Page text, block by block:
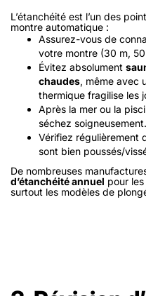
L’étanchéité est l’un des
montre automatique :
Assurez-vous de
votre montre (30 m,
Évitez absolument
chaudes, même avec
thermique fragilise les
Après la mer ou la
séchez soigneusement.
Vérifiez régulièrement
sont bien poussés/
De nombreuses
d’étanchéité annuel pour
surtout les modèles de